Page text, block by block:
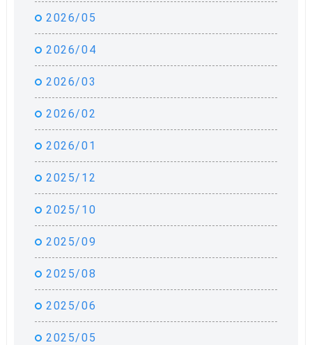
2026/05
2026/04
2026/03
2026/02
2026/01
2025/12
2025/10
2025/09
2025/08
2025/06
2025/05